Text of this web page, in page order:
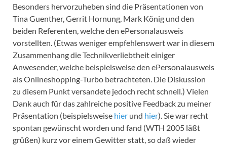
Besonders hervorzuheben sind die Präsentationen von
Tina Guenther, Gerrit Hornung, Mark König und den
beiden Referenten, welche den ePersonalausweis
vorstellten. (Etwas weniger empfehlenswert war in diesem
Zusammenhang die Technikverliebtheit einiger
Anwesender, welche beispielsweise den ePersonalausweis
als Onlineshopping-Turbo betrachteten. Die Diskussion
zu diesem Punkt versandete jedoch recht schnell.) Vielen
Dank auch für das zahlreiche positive Feedback zu meiner
Präsentation (beispielsweise hier und hier). Sie war recht
spontan gewünscht worden und fand (WTH 2005 läßt
grüßen) kurz vor einem Gewitter statt, so daß wieder